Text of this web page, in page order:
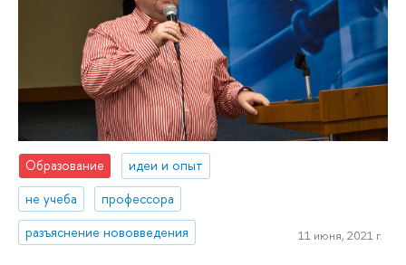
Образование
идеи и опыт
не учеба
профессора
разъяснение нововведения
11 июня, 2021 г.